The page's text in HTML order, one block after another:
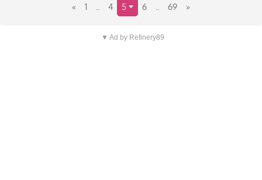
« 1 4 5 6 69 »
▼ Ad by Refinery89